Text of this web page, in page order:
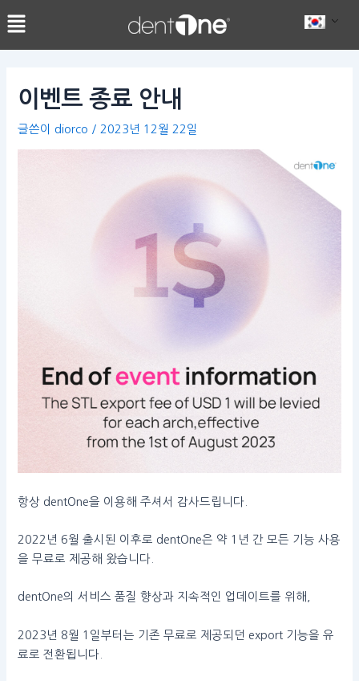
텐
츠
이벤트 종료 안내
글쓴이 diorco / 2023년 12월 22일
항상 dentOne을 이용해 주셔서 감사드립니다.
2022년 6월 출시된 이후로 dentOne은 약 1년 간 모든 기능 사용
을 무료로 제공해 왔습니다.
dentOne의 서비스 품질 향상과 지속적인 업데이트를 위해,
2023년 8월 1일부터는 기존 무료로 제공되던 export 기능을 유
료로 전환됩니다.